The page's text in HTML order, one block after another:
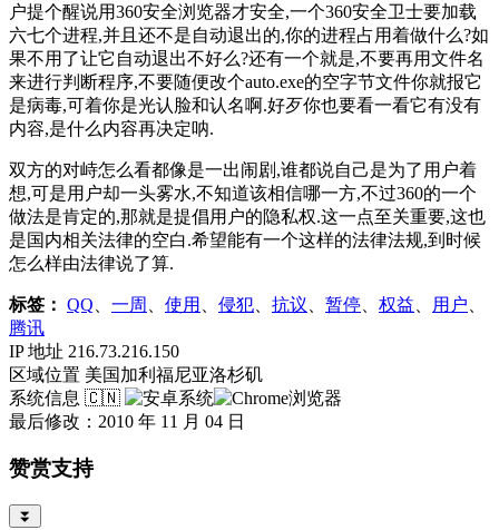
户提个醒说用360安全浏览器才安全,一个360安全卫士要加载
六七个进程,并且还不是自动退出的,你的进程占用着做什么?如
果不用了让它自动退出不好么?还有一个就是,不要再用文件名
来进行判断程序,不要随便改个auto.exe的空字节文件你就报它
是病毒,可着你是光认脸和认名啊.好歹你也要看一看它有没有
内容,是什么内容再决定呐.
双方的对峙怎么看都像是一出闹剧,谁都说自己是为了用户着
想,可是用户却一头雾水,不知道该相信哪一方,不过360的一个
做法是肯定的,那就是提倡用户的隐私权.这一点至关重要,这也
是国内相关法律的空白.希望能有一个这样的法律法规,到时候
怎么样由法律说了算.
标签： QQ 一周 使用 侵犯 抗议 暂停 权益 用户
腾讯
IP 地址 216.73.216.150
区域位置 美国加利福尼亚洛杉矶
系统信息 🇨🇳
最后修改：2010 年 11 月 04 日
赞赏支持
⏬